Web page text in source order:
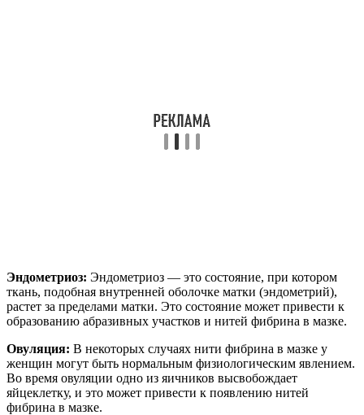
Эндометриоз: Эндометриоз — это состояние, при котором
ткань, подобная внутренней оболочке матки (эндометрий),
растет за пределами матки. Это состояние может привести к
образованию абразивных участков и нитей фибрина в мазке.
Овуляция: В некоторых случаях нити фибрина в мазке у
женщин могут быть нормальным физиологическим явлением.
Во время овуляции одно из яичников высвобождает
яйцеклетку, и это может привести к появлению нитей
фибрина в мазке.